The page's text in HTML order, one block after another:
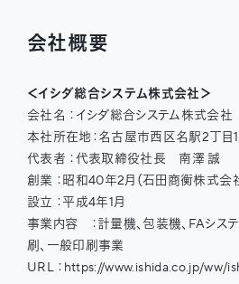
会社概要
＜イシダ総合システム株式会社＞
会社名 ：イシダ総合システム株式会社
本社所在地：名古屋市西区名駅2丁目
代表者 ：代表取締役社長 南澤 誠
創業 ：昭和40年2月（石田商衡株式会
設立 ：平成4年1月
事業内容 ：計量機、包装機、FAシス
刷、一般印刷事業
URL ：https://www.ishida.co.jp/ww/